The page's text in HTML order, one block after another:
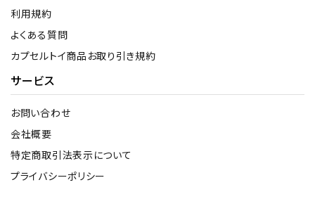
利用規約
よくある質問
カプセルトイ商品お取り引き規約
サービス
お問い合わせ
会社概要
特定商取引法表示について
プライバシーポリシー